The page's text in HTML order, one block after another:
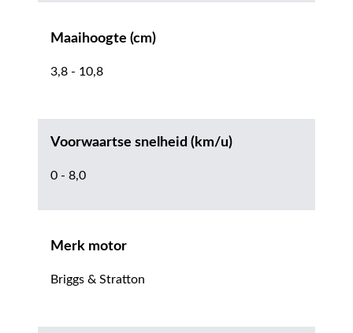
Maaihoogte (cm)
3,8 - 10,8
Voorwaartse snelheid (km/u)
0 - 8,0
Merk motor
Briggs & Stratton